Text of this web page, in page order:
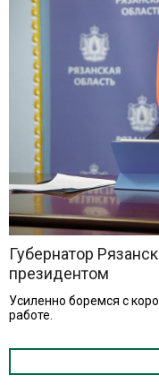
Губернатор
президентом
Усиленно боремся с
работе.